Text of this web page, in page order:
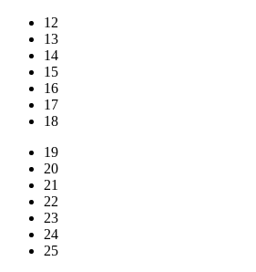
12
13
14
15
16
17
18
19
20
21
22
23
24
25